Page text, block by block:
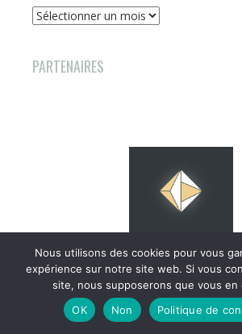
Archives
PARTENAIRES
Nous utilisons des cookies pour vous
expérience sur notre site web. Si vous
site, nous supposerons que vous en
OK
Non Politique de